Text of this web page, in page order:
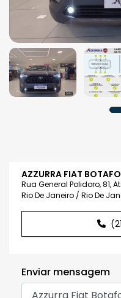
AZZURRA FIAT
Rua General Polidoro, 81,
Rio De Janeiro / Rio De
Enviar mensagem